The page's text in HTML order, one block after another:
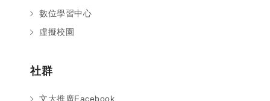
數位學習中心
虛擬校園
社群
文大推廣Facebook